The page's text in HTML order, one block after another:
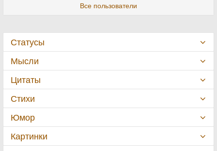
Все пользователи
Статусы
Мысли
Цитаты
Стихи
Юмор
Картинки